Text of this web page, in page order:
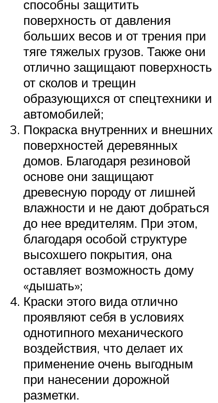
способны защитить
поверхность от давления
больших весов и от трения при
тяге тяжелых грузов. Также они
отлично защищают поверхность
от сколов и трещин
образующихся от спецтехники и
автомобилей;
Покраска внутренних и внешних
поверхностей деревянных
домов. Благодаря резиновой
основе они защищают
древесную породу от лишней
влажности и не дают добраться
до нее вредителям. При этом,
благодаря особой структуре
высохшего покрытия, она
оставляет возможность дому
«дышать»;
Краски этого вида отлично
проявляют себя в условиях
однотипного механического
воздействия, что делает их
применение очень выгодным
при нанесении дорожной
разметки.